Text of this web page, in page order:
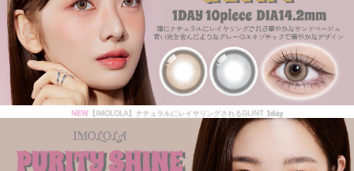
NEW 【IMOLOLA】ナチュラルにレイヤリングされるGLINT 1day